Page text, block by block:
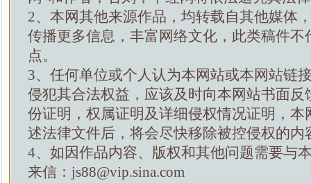
2、本网其他来源作品，均转载自其他媒体
传播更多信息，丰富网络文化，此类稿件不
点。
3、任何单位或个人认为本网站或本网站链
侵犯其合法权益，应该及时向本网站书面反
份证明，权属证明及详细侵权情况证明，本
述法律文件后，将会尽快移除被控侵权的内
4、如因作品内容、版权和其他问题需要与
来信：js88@vip.sina.com